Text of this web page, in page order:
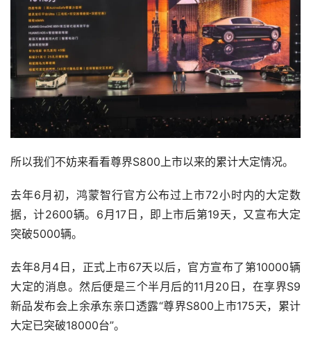
所以我们不妨来看看尊界S800上市以来的累计大定情况。
去年6月初，鸿蒙智行官方公布过上市72小时内的大定数
据，计2600辆。6月17日，即上市后第19天，又宣布大定
突破5000辆。
去年8月4日，正式上市67天以后，官方宣布了第10000辆
大定的消息。然后便是三个半月后的11月20日，在享界S9
新品发布会上余承东亲口透露“尊界S800上市175天，累计
大定已突破18000台”。